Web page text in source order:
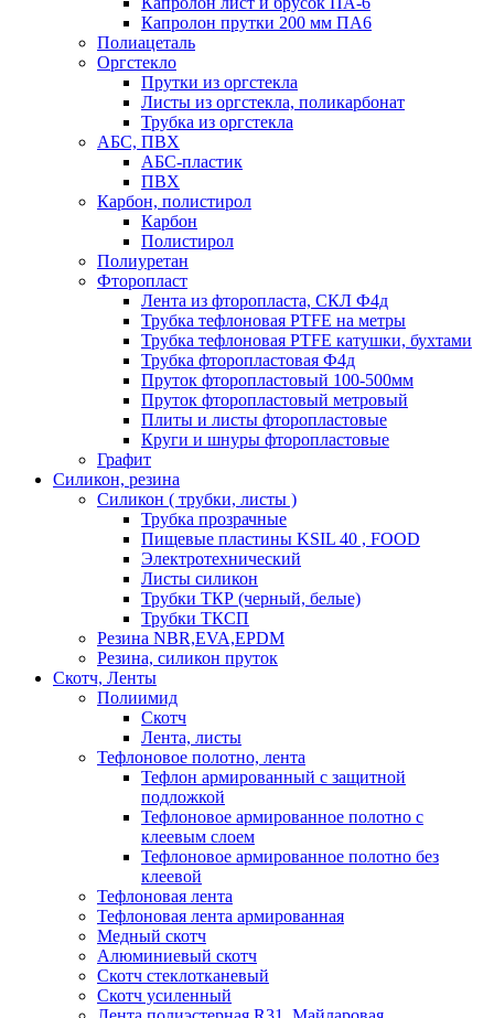
Капролон прутки 200 мм ПА6
Полиацеталь
Оргстекло
Прутки из оргстекла
Листы из оргстекла, поликарбонат
Трубка из оргстекла
АБС, ПВХ
АБС-пластик
ПВХ
Карбон, полистирол
Карбон
Полистирол
Полиуретан
Фторопласт
Лента из фторопласта, СКЛ Ф4д
Трубка тефлоновая PTFE на метры
Трубка тефлоновая PTFE катушки, бухтами
Трубка фторопластовая Ф4д
Пруток фторопластовый 100-500мм
Пруток фторопластовый метровый
Плиты и листы фторопластовые
Круги и шнуры фторопластовые
Графит
Силикон, резина
Силикон ( трубки, листы )
Трубка прозрачные
Пищевые пластины KSIL 40 , FOOD
Электротехнический
Листы силикон
Трубки ТКР (черный, белые)
Трубки ТКСП
Резина NBR,EVA,EPDM
Резина, силикон пруток
Скотч, Ленты
Полиимид
Скотч
Лента, листы
Тефлоновое полотно, лента
Тефлон армированный с защитной
подложкой
Тефлоновое армированное полотно с
клеевым слоем
Тефлоновое армированное полотно без
клеевой
Тефлоновая лента
Тефлоновая лента армированная
Медный скотч
Алюминиевый скотч
Скотч стеклотканевый
Скотч усиленный